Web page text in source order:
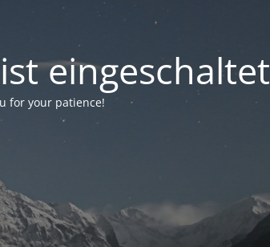
eingeschaltet
for your patience!